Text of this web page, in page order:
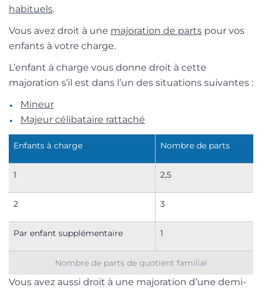
habituels.
Vous avez droit à une majoration de parts pour vos
enfants à votre charge.
L’enfant à charge vous donne droit à cette
majoration s’il est dans l’un des situations suivantes :
Mineur
Majeur célibataire rattaché
Nombre de parts de quotient familial
Enfants à charge Nombre de parts
1 2,5
2 3
Par enfant supplémentaire 1
Vous avez aussi droit à une majoration d’une demi-